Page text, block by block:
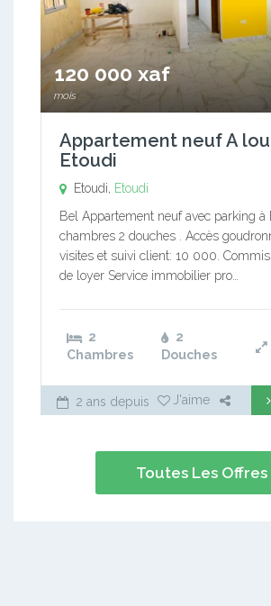
120 000 xaf
mois
Appartement neuf A
Etoudi
Etoudi,
Etoudi
Bel Appartement neuf avec parking à
chambres 2 douches . Accès
visites et suivi client: 10 000.
de loyer Service immobilier pro…
2
Chambres
2
Douches
2 ans depuis J'aime
Toutes Les Offres